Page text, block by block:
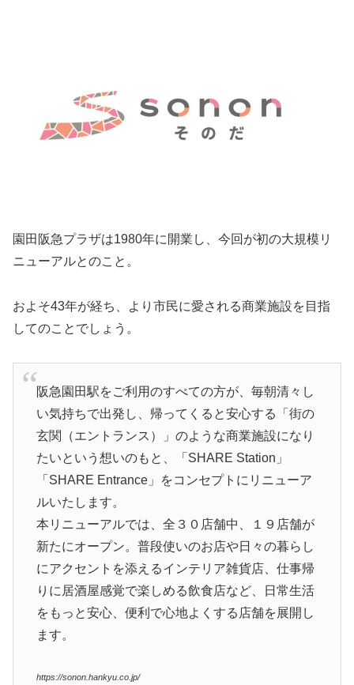
園田阪急プラザは1980年に開業し、今回が初の大規模リ
ニューアルとのこと。
およそ43年が経ち、より市民に愛される商業施設を目指
してのことでしょう。
阪急園田駅をご利用のすべての方が、毎朝清々し
い気持ちで出発し、帰ってくると安心する「街の
玄関（エントランス）」のような商業施設になり
たいという想いのもと、「SHARE Station」
「SHARE Entrance」をコンセプトにリニューア
ルいたします。
本リニューアルでは、全３０店舗中、１９店舗が
新たにオープン。普段使いのお店や日々の暮らし
にアクセントを添えるインテリア雑貨店、仕事帰
りに居酒屋感覚で楽しめる飲食店など、日常生活
をもっと安心、便利で心地よくする店舗を展開し
ます。
https://sonon.hankyu.co.jp/